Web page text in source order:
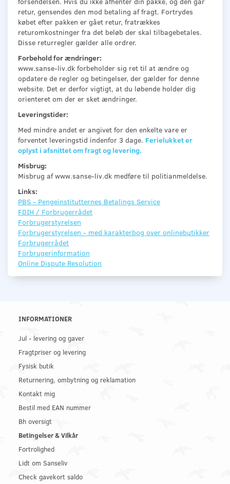
retur, gensendes den mod betaling af fragt. Fortrydes
købet efter pakken er gået retur, fratrækkes
returomkostninger fra det beløb der skal tilbagebetales.
Disse returregler gælder alle ordrer.
Forbehold for ændringer:
www.sanse-liv.dk forbeholder sig ret til at ændre og
opdatere de regler og betingelser, der gælder for denne
website. Det er derfor vigtigt, at du løbende holder dig
orienteret om der er sket ændringer.
Leveringstider:
Med mindre andet er angivet for den enkelte vare er
forventet leveringstid indenfor 3 dage. Ferielukket er
oplyst i afsnittet om fragt og levering.
Misbrug:
Misbrug af www.sanse-liv.dk medføre til politianmeldelse.
Links:
PBS - Pengeinstitutternes Betalings Service
FDIH / Forbrugerrådet
Forbrugerstyrelsen
Forbrugerstyrelsen - med karakterbog over onlinebutikker
Forbrugerrådet
Forbrugerinformation
Online Dispute Resolution
INFORMATIONER
Jul - levering og gaver
Fragtpriser og levering
Fysisk butik
Returnering, ombytning og reklamation
Kontakt mig
Bestil med EAN nummer
Bh oversigt
Betingelser & Vilkår
Fortrolighed
Lidt om Sanseliv
Check gavekort saldo